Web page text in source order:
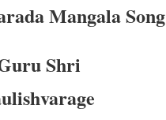
Mangala Song
Shri